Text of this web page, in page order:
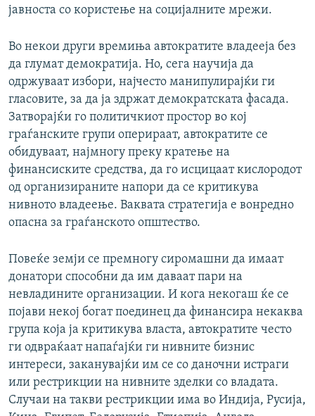
јавноста со користење на социјалните мрежи.
Во некои други времиња автократите владееја без
да глумат демократија. Но, сега научија да
одржуваат избори, најчесто манипулирајќи ги
гласовите, за да ја здржат демократската фасада.
Затворајќи го политичкиот простор во кој
граѓанските групи оперираат, автократите се
обидуваат, најмногу преку кратење на
финансиските средства, да го исцицаат кислородот
од организираните напори да се критикува
нивното владеење. Ваквата стратегија е вонредно
опасна за граѓанското општество.
Повеќе земји се премногу сиромашни да имаат
донатори способни да им даваат пари на
невладините организации. И кога некогаш ќе се
појави некој богат поединец да финансира некаква
група која ја критикува власта, автократите често
ги одвраќаат напаѓајќи ги нивните бизнис
интереси, заканувајќи им се со даночни истраги
или рестрикции на нивните зделки со владата.
Случаи на такви рестрикции има во Индија, Русија,